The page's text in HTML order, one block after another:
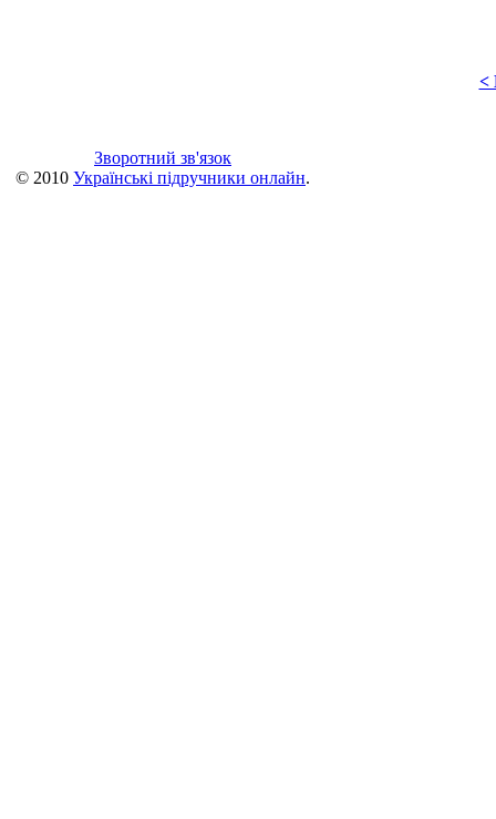
<
Зворотний зв'язок
© 2010 Українські підручники онлайн.